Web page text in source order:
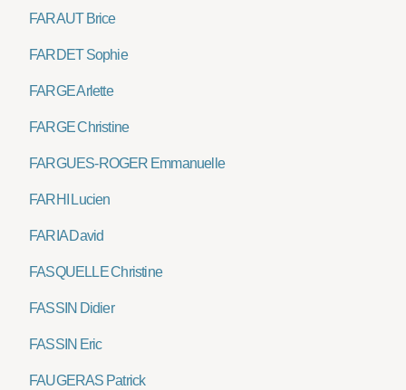
FARAUT Brice
FARDET Sophie
FARGE Arlette
FARGE Christine
FARGUES-ROGER Emmanuelle
FARHI Lucien
FARIA David
FASQUELLE Christine
FASSIN Didier
FASSIN Eric
FAUGERAS Patrick